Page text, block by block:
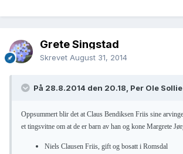
Grete Singstad
Skrevet August 31, 2014
På 28.8.2014 den 20.18, Per Ole
Oppsummert blir det at Claus Bendiksen Friis sine
et tingsvitne om at de er barn av han og kone Margrete
Niels Clausen Friis, gift og bosatt i Romsdal